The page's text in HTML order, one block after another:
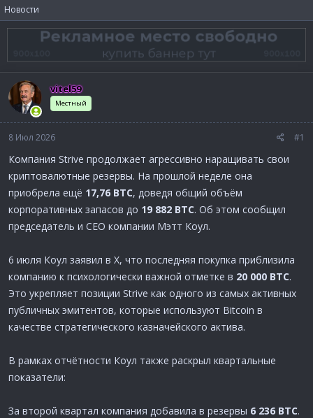
т
е
м
ч
а
л
Новости
vitel59
Местный
8 Июл 2026 #1
Компания Strive продолжает агрессивно наращивать свои
криптовалютные резервы. На прошлой неделе она
приобрела ещё 17,76 BTC, доведя общий объём
корпоративных запасов до 19 882 BTC. Об этом сообщил
председатель и CEO компании Мэтт Коул.
6 июля Коул заявил в X, что последняя покупка приблизила
компанию к психологически важной отметке в 20 000 BTC.
Это укрепляет позиции Strive как одного из самых активных
публичных эмитентов, которые используют Bitcoin в
качестве стратегического казначейского актива.
В рамках отчётности Коул также раскрыл квартальные
показатели:
За второй квартал компания добавила в резервы 6 236 BTC.